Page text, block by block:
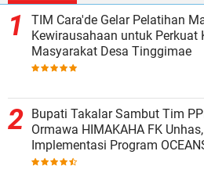
TIM Cara'de Gelar Pelatihan
Kewirausahaan untuk Perkuat
Masyarakat Desa Tinggimae
Bupati Takalar Sambut Tim
Ormawa HIMAKAHA FK
Implementasi Program
Popo